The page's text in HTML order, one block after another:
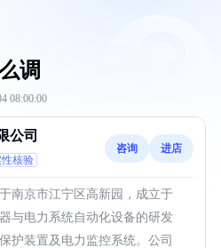
调
08:00:00
公司
核验
咨询 进店
南京市江宁区高新园，成立于
与电力系统自动化设备的研发
护装置及电力监控系统。公司